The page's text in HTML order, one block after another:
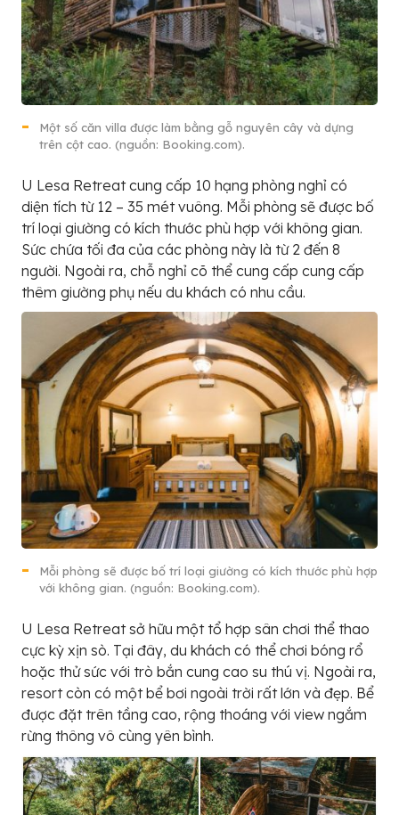
Một số căn villa được làm bằng gỗ nguyên cây và dựng
trên cột cao. (nguồn: Booking.com).
U Lesa Retreat cung cấp 10 hạng phòng nghỉ có
diện tích từ 12 – 35 mét vuông. Mỗi phòng sẽ được bố
trí loại giường có kích thước phù hợp với không gian.
Sức chứa tối đa của các phòng này là từ 2 đến 8
người. Ngoài ra, chỗ nghỉ cõ thể cung cấp cung cấp
thêm giường phụ nếu du khách có nhu cầu.
Mỗi phòng sẽ được bố trí loại giường có kích thước phù hợp
với không gian. (nguồn: Booking.com).
U Lesa Retreat sở hữu một tổ hợp sân chơi thể thao
cực kỳ xịn sò. Tại đây, du khách có thể chơi bóng rổ
hoặc thử sức với trò bắn cung cao su thú vị. Ngoài ra,
resort còn có một bể bơi ngoài trời rất lớn và đẹp. Bể
được đặt trên tầng cao, rộng thoáng với view ngắm
rừng thông vô cùng yên bình.